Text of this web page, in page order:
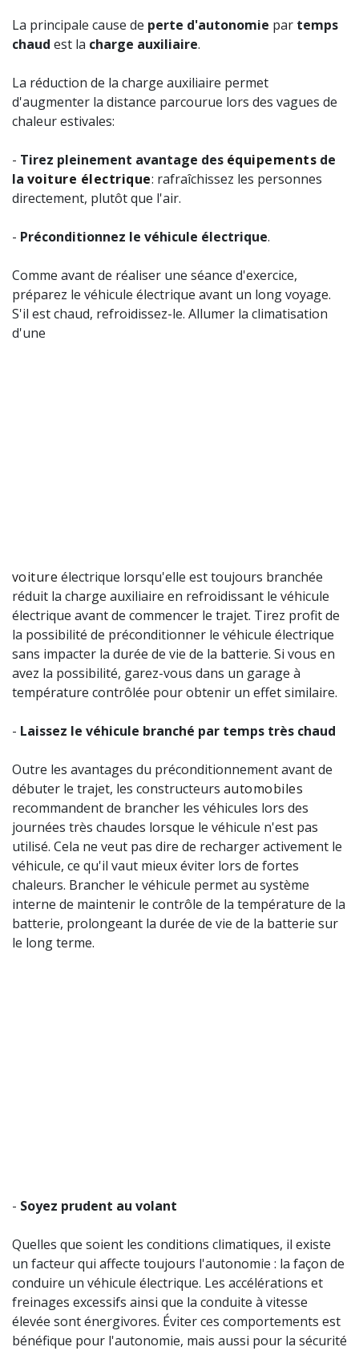
La principale cause de perte d'autonomie par temps
chaud est la charge auxiliaire.
La réduction de la charge auxiliaire permet
d'augmenter la distance parcourue lors des vagues de
chaleur estivales:
- Tirez pleinement avantage des équipements de
la voiture électrique: rafraîchissez les personnes
directement, plutôt que l'air.
- Préconditionnez le véhicule électrique.
Comme avant de réaliser une séance d'exercice,
préparez le véhicule électrique avant un long voyage.
S'il est chaud, refroidissez-le. Allumer la climatisation
d'une
voiture électrique lorsqu'elle est toujours branchée
réduit la charge auxiliaire en refroidissant le véhicule
électrique avant de commencer le trajet. Tirez profit de
la possibilité de préconditionner le véhicule électrique
sans impacter la durée de vie de la batterie. Si vous en
avez la possibilité, garez-vous dans un garage à
température contrôlée pour obtenir un effet similaire.
- Laissez le véhicule branché par temps très chaud
Outre les avantages du préconditionnement avant de
débuter le trajet, les constructeurs automobiles
recommandent de brancher les véhicules lors des
journées très chaudes lorsque le véhicule n'est pas
utilisé. Cela ne veut pas dire de recharger activement le
véhicule, ce qu'il vaut mieux éviter lors de fortes
chaleurs. Brancher le véhicule permet au système
interne de maintenir le contrôle de la température de la
batterie, prolongeant la durée de vie de la batterie sur
le long terme.
- Soyez prudent au volant
Quelles que soient les conditions climatiques, il existe
un facteur qui affecte toujours l'autonomie : la façon de
conduire un véhicule électrique. Les accélérations et
freinages excessifs ainsi que la conduite à vitesse
élevée sont énergivores. Éviter ces comportements est
bénéfique pour l'autonomie, mais aussi pour la sécurité